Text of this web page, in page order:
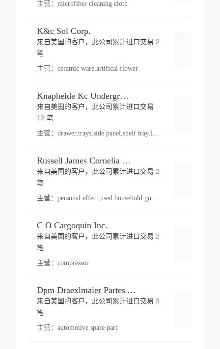
主营： microfiber cleaning cloth
K&c Sol Corp.
来自美国的客户，此公司累计进口交易 2
笔
主营： ceramic ware,artifical flower
Knapheide Kc Underground
来自美国的客户，此公司累计进口交易
12 笔
主营：
Russell James Cornelia Arlington Va
来自美国的客户，此公司累计进口交易 2
笔
主营： personal effect,used household goods
C O Cargoquin Inc.
来自美国的客户，此公司累计进口交易 2
笔
主营： compressor
Dpm Draexlmaier Partes Automotrices Corr Ind Huejotzingo
来自美国的客户，此公司累计进口交易 3
笔
主营： automotive spare part